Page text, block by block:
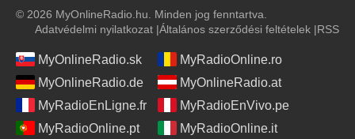
© 2026 MyOnlineRadio.hu. Minden jog fenntartva.
Adatvédelmi nyilatkozat |Általános szerződési feltételek |RSS
MyOnlineRadio.sk
MyRadioOnline.ro
MyOnlineRadio.de
MyOnlineRadio.at
MyRadioEnLigne.fr
MyRadioEnVivo.pe
MyRadioOnline.pt
MyRadioOnline.it